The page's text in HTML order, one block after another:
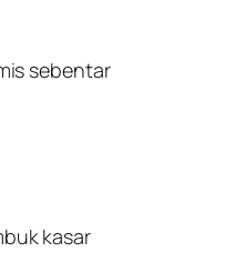
sebentar
kasar